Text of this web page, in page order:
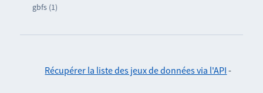
gbfs (1)
Récupérer la liste des jeux de données via l'API -